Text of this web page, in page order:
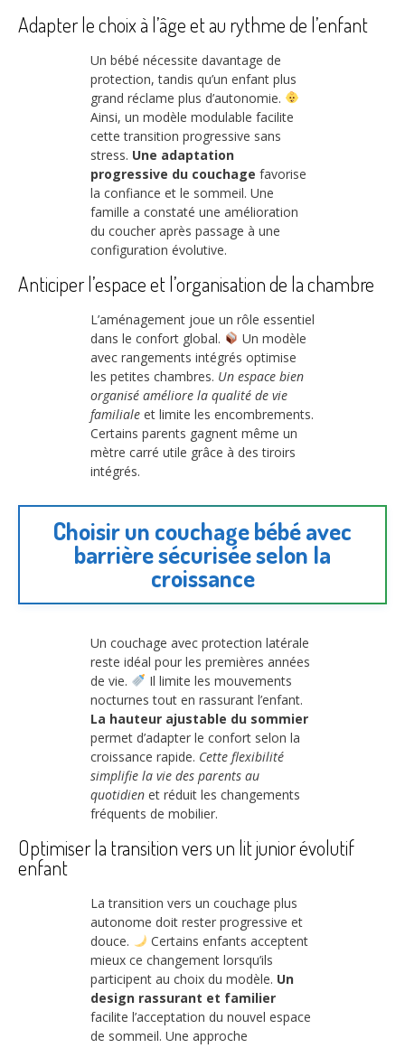
Adapter le choix à l’âge et au rythme de l’enfant
Un bébé nécessite davantage de
protection, tandis qu’un enfant plus
grand réclame plus d’autonomie.
Ainsi, un modèle modulable facilite
cette transition progressive sans
stress. Une adaptation
progressive du couchage favorise
la confiance et le sommeil. Une
famille a constaté une amélioration
du coucher après passage à une
configuration évolutive.
Anticiper l’espace et l’organisation de la chambre
L’aménagement joue un rôle essentiel
dans le confort global.
Un modèle
avec rangements intégrés optimise
les petites chambres. Un espace bien
organisé améliore la qualité de vie
familiale et limite les encombrements.
Certains parents gagnent même un
mètre carré utile grâce à des tiroirs
intégrés.
Choisir un couchage bébé avec
barrière sécurisée selon la
croissance
Un couchage avec protection latérale
reste idéal pour les premières années
de vie.
Il limite les mouvements
nocturnes tout en rassurant l’enfant.
La hauteur ajustable du sommier
permet d’adapter le confort selon la
croissance rapide. Cette flexibilité
simplifie la vie des parents au
quotidien et réduit les changements
fréquents de mobilier.
Optimiser la transition vers un lit junior évolutif
enfant
La transition vers un couchage plus
autonome doit rester progressive et
douce.
Certains enfants acceptent
mieux ce changement lorsqu’ils
participent au choix du modèle. Un
design rassurant et familier
facilite l’acceptation du nouvel espace
de sommeil. Une approche